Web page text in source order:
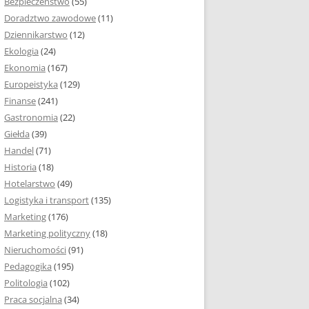
I ROZMIAR PRACY
DYPLOMOWEJ –
NUMEROWANIE
I
AKAPITU W PRACY
DYPLOMOWEJ
W PRACY
DYPLOMOWEJ
Doradztwo zawodowe(11)
Dziennikarstwo (12)
Ekologia (24)
Ekonomia (167)
Europeistyka (129)
Finanse(241)
Gastronomia (22)
Giełda (39)
Handel(71)
Historia (18)
Hotelarstwo (49)
Logistyka i transport(135)
Marketing(176)
Marketing polityczny(18)
Nieruchomości(91)
Pedagogika (195)
Politologia (102)
Praca socjalna (34)